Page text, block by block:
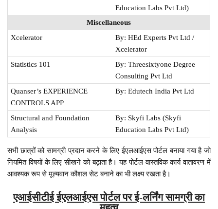
Education Labs Pvt Ltd)
Miscellaneous
Xcelerator
By: HEd Experts Pvt Ltd /
Xcelerator
Statistics 101
By: Threesixtyone Degree
Consulting Pvt Ltd
Quanser’s EXPERIENCE
CONTROLS APP
By: Edutech India Pvt Ltd
Structural and Foundation
Analysis
By: Skyfi Labs (Skyfi
Education Labs Pvt Ltd)
सभी छात्रों को सामग्री प्रदान करने के लिए ईएलआईएस पोर्टल बनाया गया है जो
नियमित विषयों के लिए सीखने को बढ़ाता है। यह पोर्टल वास्तविक कार्य वातावरण में
आवश्यक रूप से मूल्यवान कौशल सेट बनाने का भी लक्ष्य रखता है।
एआईसीटीई ईएलआईएस पोर्टल पर ई-लर्निंग सामग्री का